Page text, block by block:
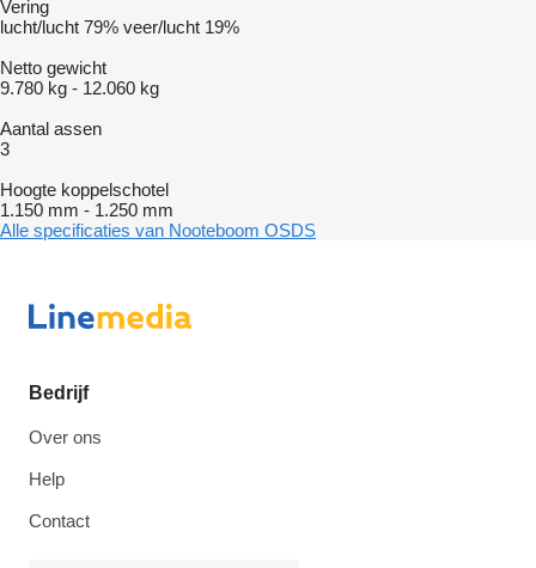
Vering
lucht/lucht 79% veer/lucht 19%
Netto gewicht
9.780 kg - 12.060 kg
Aantal assen
3
Hoogte koppelschotel
1.150 mm - 1.250 mm
Alle specificaties van Nooteboom OSDS
Bedrijf
Over ons
Help
Contact